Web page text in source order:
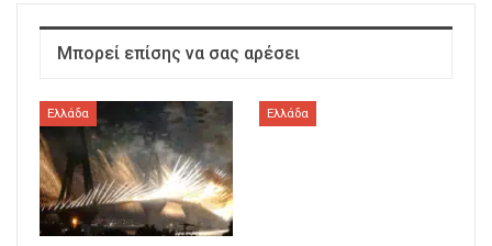
Μπορεί επίσης να σας αρέσει
Ελλάδα Ελλάδα